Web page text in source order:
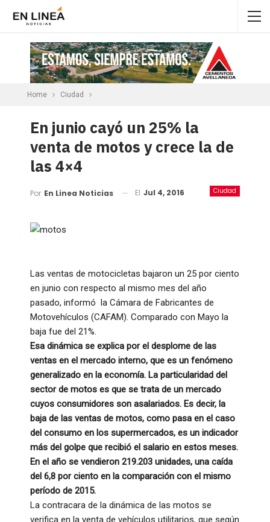
Home Ciudad
En junio cayó un 25% la
venta de motos y crece la de
las 4×4
Ciudad
Por En Linea Noticias El Jul 4, 2016
Las ventas de motocicletas bajaron un 25 por ciento
en junio con respecto al mismo mes del año
pasado, informó la Cámara de Fabricantes de
Motovehículos (CAFAM). Comparado con Mayo la
baja fue del 21%.
Esa dinámica se explica por el desplome de las
ventas en el mercado interno, que es un fenómeno
generalizado en la economía. La particularidad del
sector de motos es que se trata de un mercado
cuyos consumidores son asalariados. Es decir, la
baja de las ventas de motos, como pasa en el caso
del consumo en los supermercados, es un indicador
más del golpe que recibió el salario en estos meses.
En el año se vendieron 219.203 unidades, una caída
del 6,8 por ciento en la comparación con el mismo
período de 2015.
La contracara de la dinámica de las motos se
verifica en la venta de vehículos utilitarios, que según